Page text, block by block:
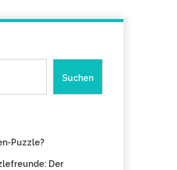
Suchen
Puzzle?
Der